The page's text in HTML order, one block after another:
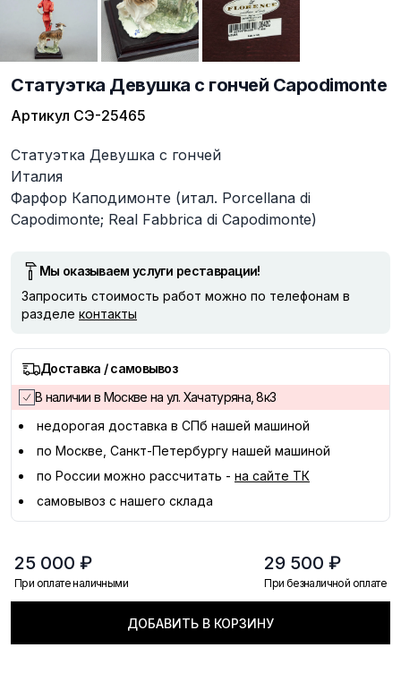
Статуэтка Девушка с гончей Capodimonte
Артикул СЭ-25465
Описание
Статуэтка Девушка с гончей
Италия
Фарфор Каподимонте (итал. Porcellana di
Capodimonte; Real Fabbrica di Capodimonte)
Мы оказываем услуги реставрации!
Запросить стоимость работ можно по телефонам в
разделе контакты
Доставка / самовывоз
В наличии в Москве на ул. Хачатуряна, 8к3
недорогая доставка в СПб нашей машиной
по Москве, Санкт-Петербургу нашей машиной
по России можно рассчитать - на сайте ТК
самовывоз с нашего склада
25 000 ₽
При оплате наличными
29 500 ₽
При безналичной оплате
ДОБАВИТЬ В КОРЗИНУ